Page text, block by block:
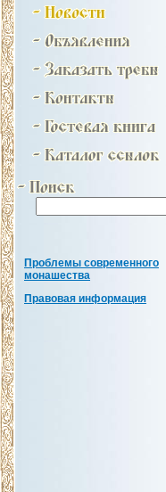
Проблемы современного
монашества
Правовая информация